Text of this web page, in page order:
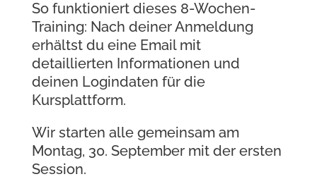
So funktioniert dieses 8-Wochen-
Training: Nach deiner Anmeldung
erhältst du eine Email mit
detaillierten Informationen und
deinen Logindaten für die
Kursplattform.
Wir starten alle gemeinsam am
Montag, 30. September mit der ersten
Session.